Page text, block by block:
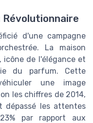
Révolutionnaire
d'une campagne
La maison
de l'élégance et
du parfum. Cette
une image
les chiffres de 2014,
dépassé les attentes
par rapport aux